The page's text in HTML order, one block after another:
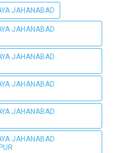
JAHANABAD
JAHANABAD
JAHANABAD
JAHANABAD
JAHANABAD
JAHANABAD